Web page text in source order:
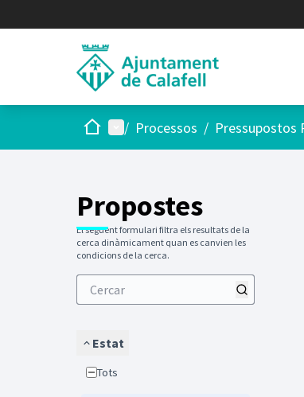
Inici Menú principal
/ Processos / Pressupostos
Propostes
El següent formulari filtra els resultats de la
cerca dinàmicament quan es canvien les
condicions de la cerca.
Estat
Tots